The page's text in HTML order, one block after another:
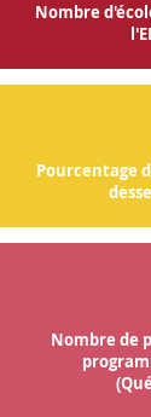
Nombre
Pourcentage
Nombre de